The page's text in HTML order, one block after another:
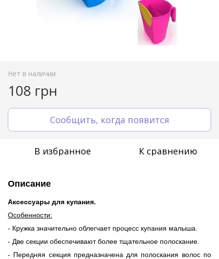
Нет в наличии
108 грн
Сообщить, когда появится
В избранное К сравнению
Описание
Аксессуары для купания.
Особенности:
- Кружка значительно облегчает процесс купания малыша.
- Две секции обеспечивают более тщательное полоскание.
- Передняя секция предназначена для полоскания волос по